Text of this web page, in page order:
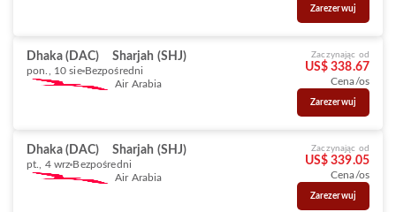
Zarezerwuj
Dhaka (DAC) Sharjah (SHJ)
pon., 10 sie Bezpośredni
Air Arabia
Zaczynając od
US$ 338.67
Cena/os
Zarezerwuj
Dhaka (DAC) Sharjah (SHJ)
pt., 4 wrz Bezpośredni
Air Arabia
Zaczynając od
US$ 339.05
Cena/os
Zarezerwuj